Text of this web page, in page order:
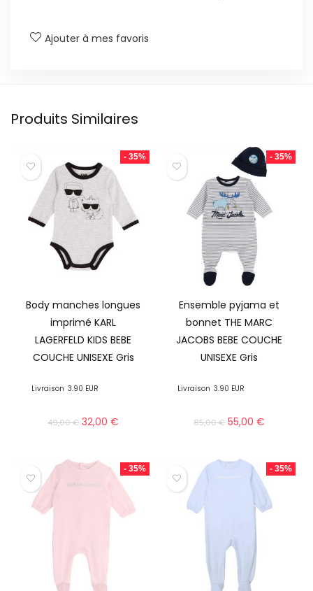
Ajouter à mes favoris
Produits Similaires
- 35%
Body manches longues
imprimé KARL
LAGERFELD KIDS BEBE
COUCHE UNISEXE Gris
Livraison 3.90 EUR
49,00€ 32,00€
- 35%
Ensemble pyjama et
bonnet THE MARC
JACOBS BEBE COUCHE
UNISEXE Gris
Livraison 3.90 EUR
85,00€ 55,00€
- 35% - 35%